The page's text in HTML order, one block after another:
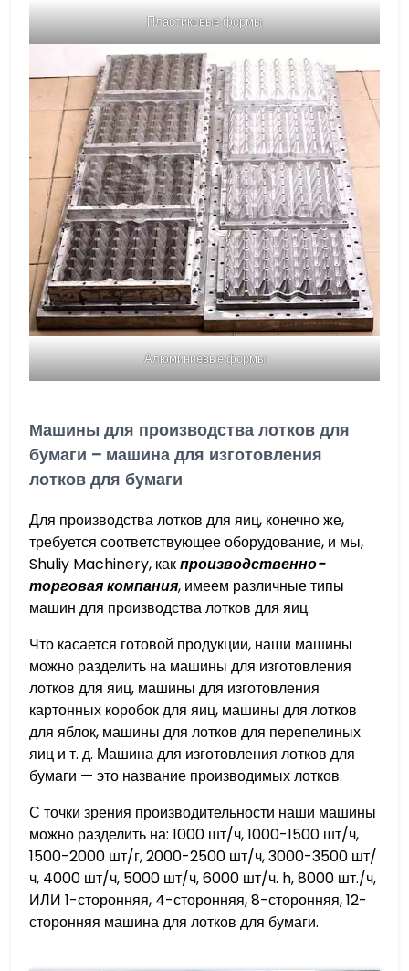
Пластиковые формы
Алюминиевые формы
Машины для производства лотков для
бумаги – машина для изготовления
лотков для бумаги
Для производства лотков для яиц, конечно же,
требуется соответствующее оборудование, и мы,
Shuliy Machinery, какпроизводственно-
торговая компания, имеем различные типы
машин для производства лотков для яиц.
Что касается готовой продукции, наши машины
можно разделить на машины для изготовления
лотков для яиц, машины для изготовления
картонных коробок для яиц, машины для лотков
для яблок, машины для лотков для перепелиных
яиц и т. д. Машина для изготовления лотков для
бумаги — это название производимых лотков.
С точки зрения производительности наши машины
можно разделить на: 1000 шт/ч, 1000-1500 шт/ч,
1500-2000 шт/г, 2000-2500 шт/ч, 3000-3500 шт/
ч, 4000 шт/ч, 5000 шт/ч, 6000 шт/ч. h, 8000 шт./ч,
ИЛИ 1-сторонняя, 4-сторонняя, 8-сторонняя, 12-
сторонняя машина для лотков для бумаги.